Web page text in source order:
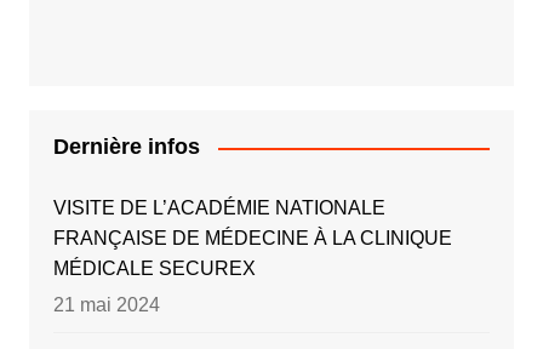
Dernière infos
VISITE DE L’ACADÉMIE NATIONALE
FRANÇAISE DE MÉDECINE À LA CLINIQUE
MÉDICALE SECUREX
21 mai 2024